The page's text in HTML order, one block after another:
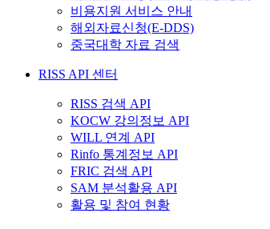
비용지원 서비스 안내
해외자료신청(E-DDS)
중국대학 자료 검색
RISS API 센터
RISS 검색 API
KOCW 강의정보 API
WILL 연계 API
Rinfo 통계정보 API
FRIC 검색 API
SAM 분석활용 API
활용 및 참여 현황